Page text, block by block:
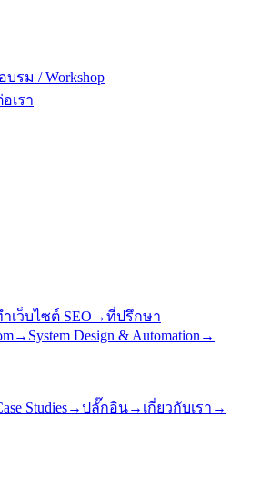
บรม / Workshop
เรา
เว็บไซต์ SEO →ที่ปรึกษา
→ System Design & Automation →
Studies→ปลั๊กอิน→ เกี่ยวกับเรา →